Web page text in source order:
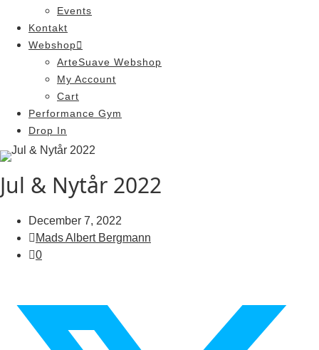
Events
Kontakt
Webshop
ArteSuave Webshop
My Account
Cart
Performance Gym
Drop In
Jul & Nytår 2022
December 7, 2022
Mads Albert Bergmann
0